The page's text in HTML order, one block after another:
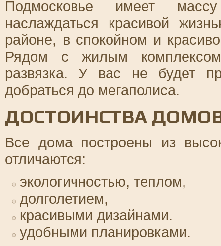
Подмосковье имеет
наслаждаться красивой
районе, в спокойном и
Рядом с жилым комплексом
развязка. У вас не будет
добраться до мегаполиса.
ДОСТОИНСТВА
Все дома построены из
отличаются:
экологичностью, теплом,
долголетием,
красивыми дизайнами.
удобными планировками.